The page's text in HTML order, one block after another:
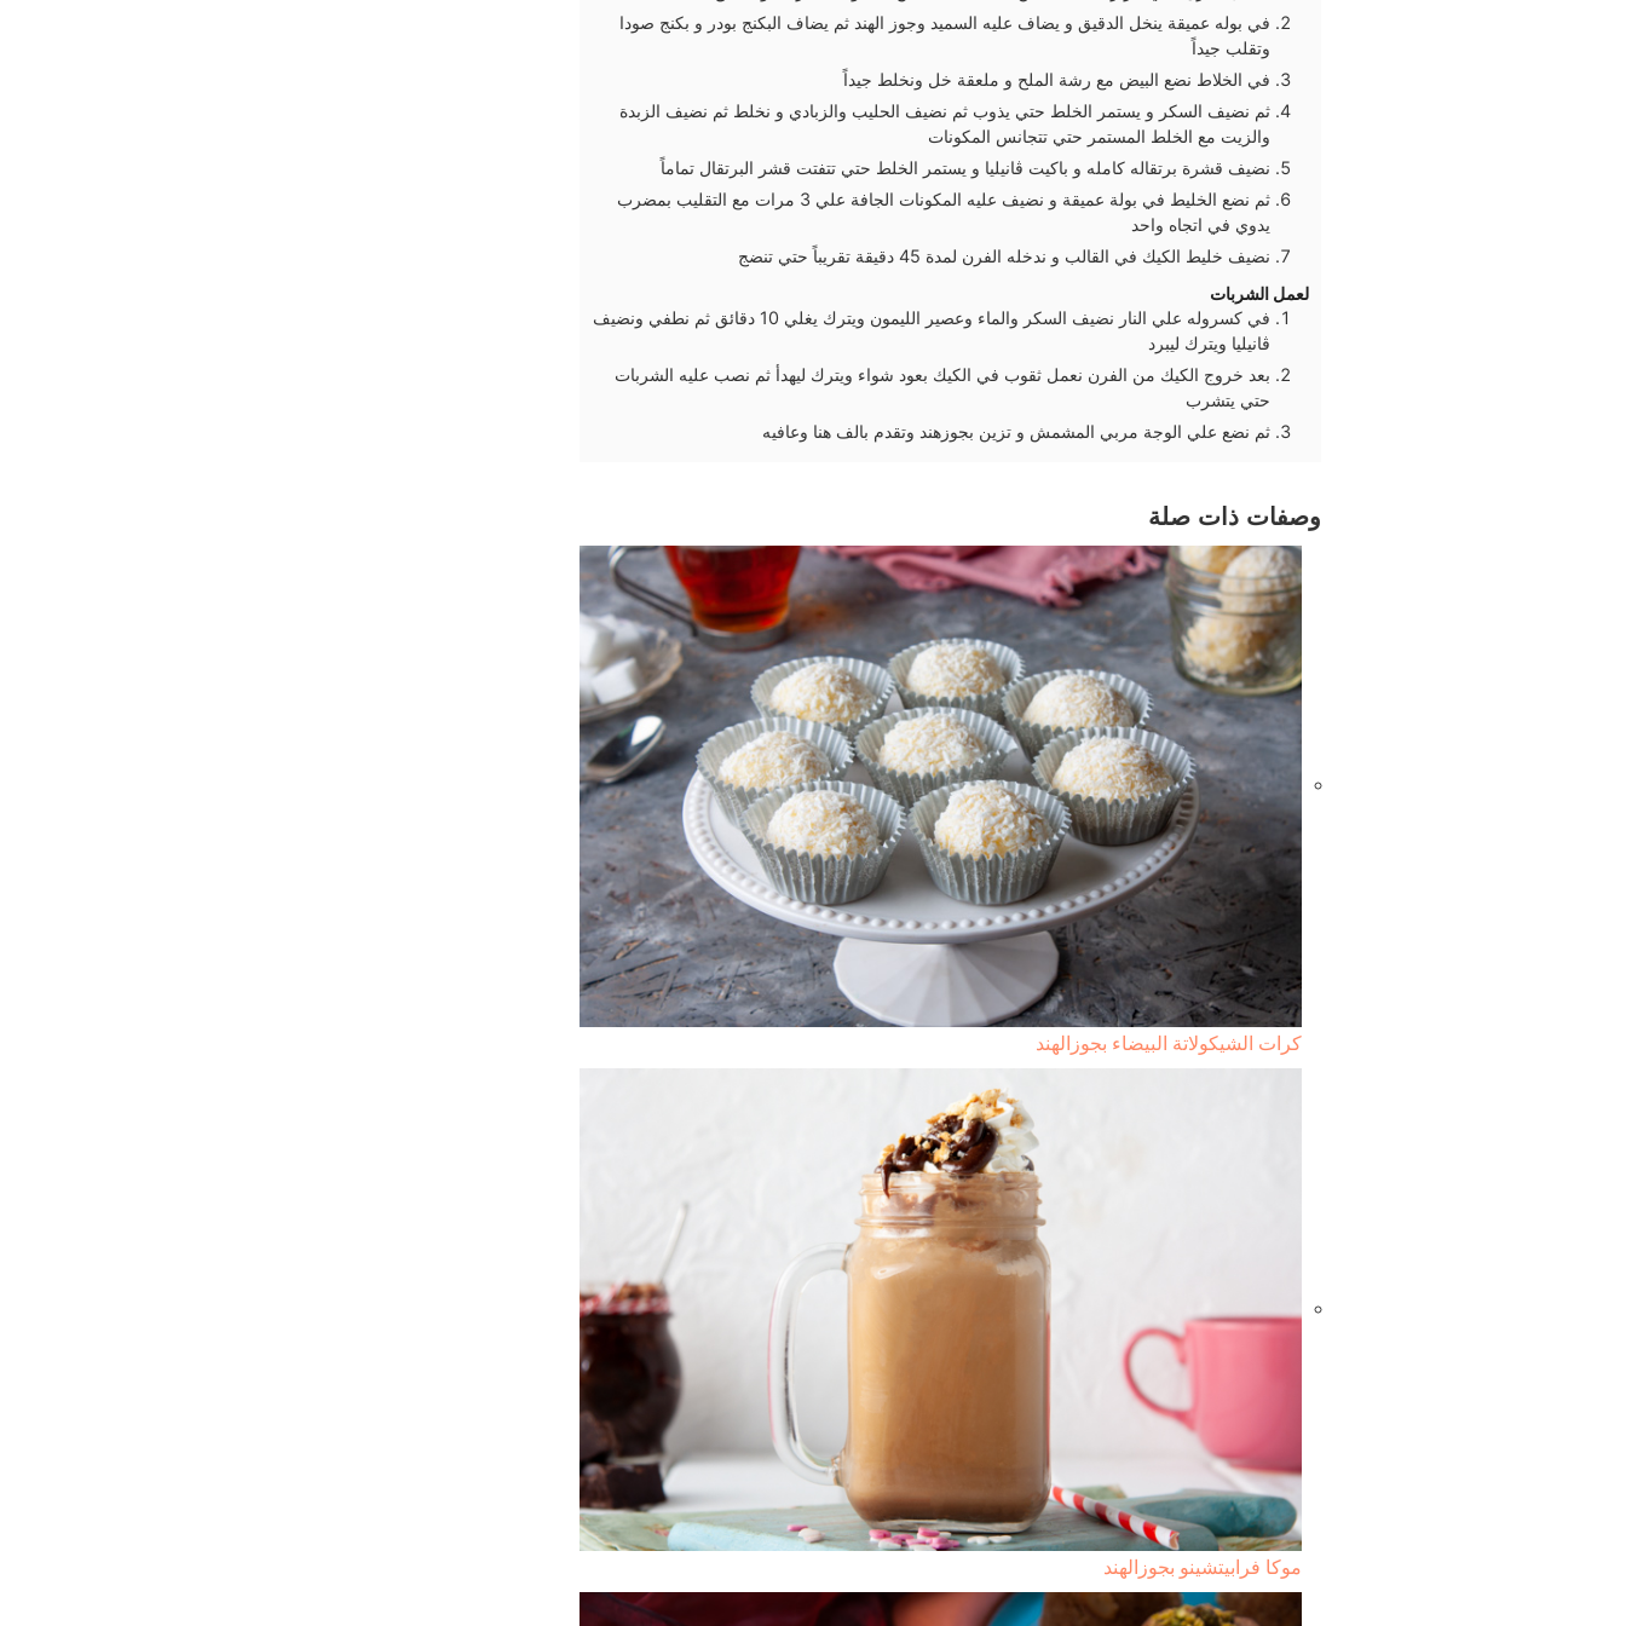
في بوله عميقة ينخل الدقيق و يضاف عليه السميد وجوز الهند ثم يضاف البكنج بودر و بكنج صودا
وتقلب جيداً
في الخلاط نضع البيض مع رشة الملح و ملعقة خل ونخلط جيداً
ثم نضيف السكر و يستمر الخلط حتي يذوب ثم نضيف الحليب والزبادي و نخلط ثم نضيف الزبدة
والزيت مع الخلط المستمر حتي تتجانس المكونات
نضيف قشرة برتقاله كامله و باكيت ڤانيليا و يستمر الخلط حتي تتفتت قشر البرتقال تماماً
ثم نضع الخليط في بولة عميقة و نضيف عليه المكونات الجافة علي 3 مرات مع التقليب بمضرب
يدوي في اتجاه واحد
نضيف خليط الكيك في القالب و ندخله الفرن لمدة 45 دقيقة تقريباً حتي تنضج
لعمل الشربات
في كسروله علي النار نضيف السكر والماء وعصير الليمون ويترك يغلي 10 دقائق ثم نطفي ونضيف
ڤانيليا ويترك ليبرد
بعد خروج الكيك من الفرن نعمل ثقوب في الكيك بعود شواء ويترك ليهدأ ثم نصب عليه الشربات
حتي يتشرب
ثم نضع علي الوجة مربي المشمش و تزين بجوزهند وتقدم بالف هنا وعافيه
وصفات ذات صلة
كرات الشيكولاتة البيضاء بجوزالهند
موكا فرابيتشينو بجوزالهند